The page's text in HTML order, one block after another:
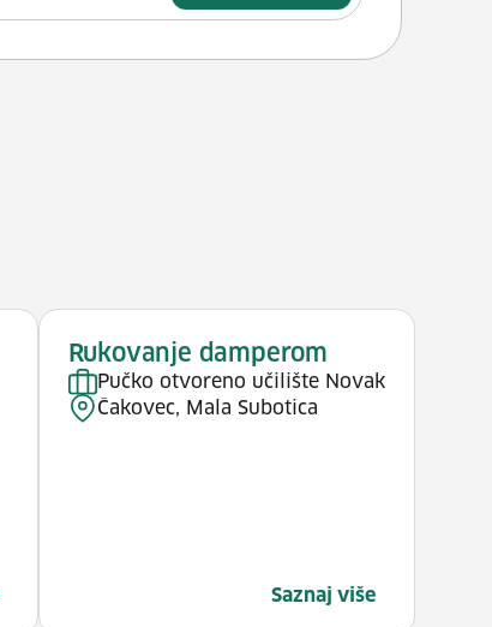
Rukovanje damperom
Pučko otvoreno učilište Novak
Čakovec, Mala Subotica
Saznaj više